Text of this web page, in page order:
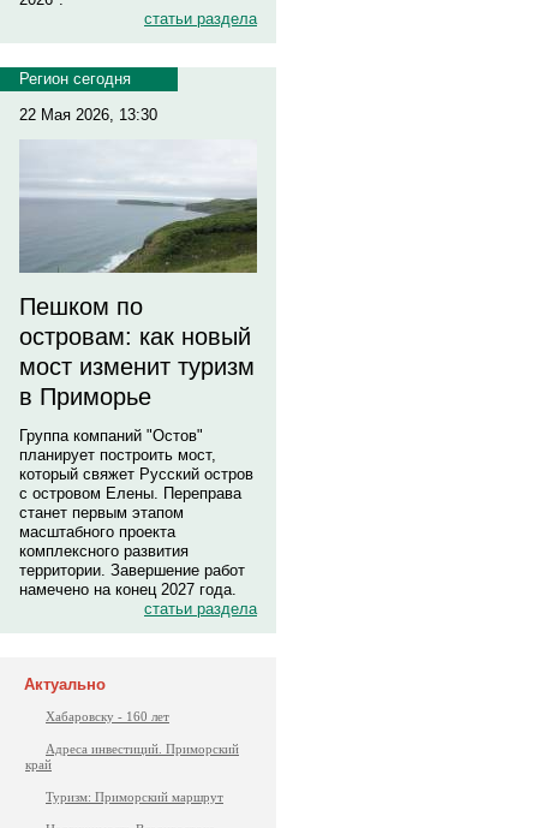
статьи раздела
Регион сегодня
22 Мая 2026, 13:30
Пешком по
островам: как новый
мост изменит туризм
в Приморье
Группа компаний "Остов"
планирует построить мост,
который свяжет Русский остров
с островом Елены. Переправа
станет первым этапом
масштабного проекта
комплексного развития
территории. Завершение работ
намечено на конец 2027 года.
статьи раздела
Актуально
Хабаровску - 160 лет
Адреса инвестиций. Приморский
край
Туризм: Приморский маршрут